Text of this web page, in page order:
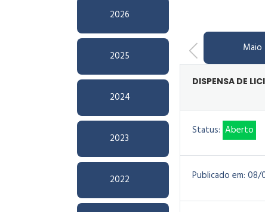
2026
2025
2024
2023
2022
Maio
DISPENSA DE
Status: Aberto
Publicado em: 08/